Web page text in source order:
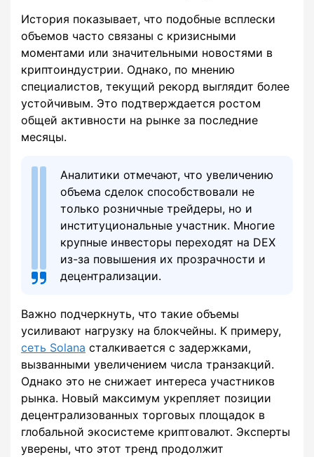
История показывает, что подобные всплески
объемов часто связаны с кризисными
моментами или значительными новостями в
криптоиндустрии. Однако, по мнению
специалистов, текущий рекорд выглядит более
устойчивым. Это подтверждается ростом
общей активности на рынке за последние
месяцы.
Аналитики отмечают, что увеличению
объема сделок способствовали не
только розничные трейдеры, но и
институциональные участник. Многие
крупные инвесторы переходят на DEX
из-за повышения их прозрачности и
децентрализации.
Важно подчеркнуть, что такие объемы
усиливают нагрузку на блокчейны. К примеру,
сеть Solana сталкивается с задержками,
вызванными увеличением числа транзакций.
Однако это не снижает интереса участников
рынка. Новый максимум укрепляет позиции
децентрализованных торговых площадок в
глобальной экосистеме криптовалют. Эксперты
уверены, что этот тренд продолжит